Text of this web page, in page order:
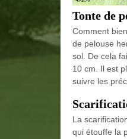
Tonte de
Comment
de pelouse
sol. De cela
10 cm. Il est
suivre les
La
qui étouffe la